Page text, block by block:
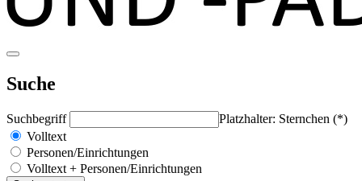
Suche
Suchbegriff
Platzhalter: Sternchen (*)
Volltext
Personen/Einrichtungen
Volltext + Personen/Einrichtungen